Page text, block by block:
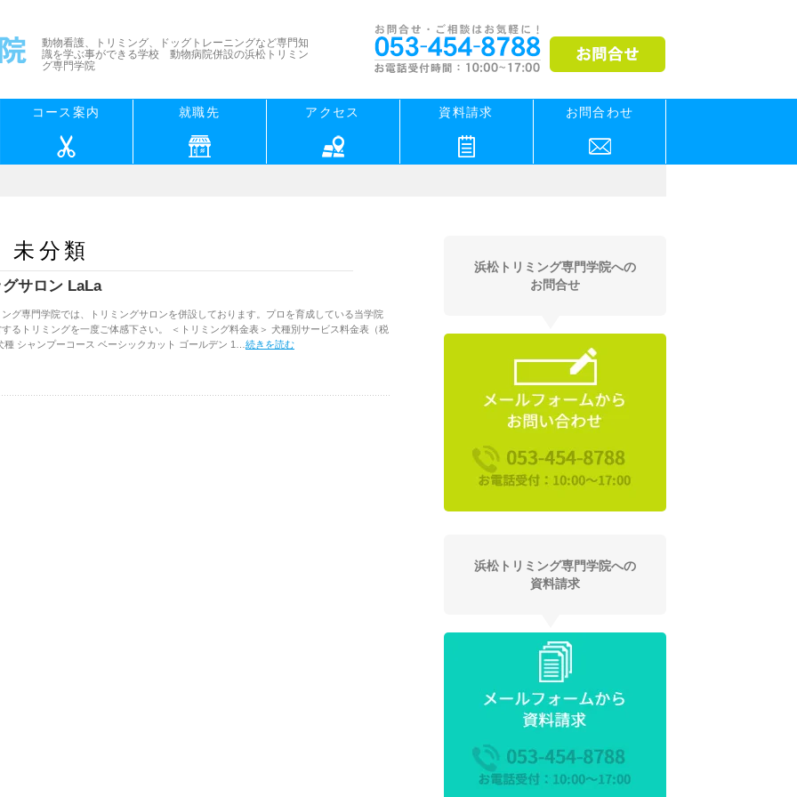
動物看護、トリミング、ドッグトレーニングなど専門知
識を学ぶ事ができる学校 動物病院併設の浜松トリミン
グ専門学院
コース案内 就職先 アクセス 資料請求 お問合わせ
未分類
グサロン LaLa
ング専門学院では、トリミングサロンを併設しております。プロを育成している当学院
るトリミングを一度ご体感下さい。 ＜トリミング料金表＞ 犬種別サービス料金表（税
種 シャンプーコース ベーシックカット ゴールデン 1… 続きを読む
浜松トリミング専門学院への
お問合せ
浜松トリミング専門学院への
資料請求